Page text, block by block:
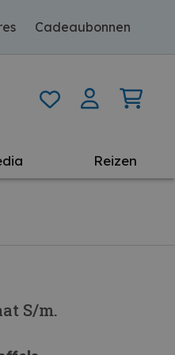
Cadeaubonnen
Reizen
S/m.